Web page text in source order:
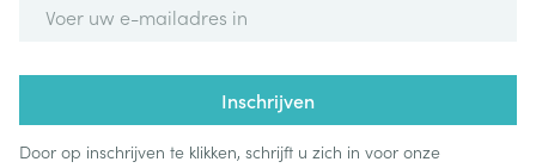
Inschrijven
Door op inschrijven te klikken, schrijft u zich in voor onze